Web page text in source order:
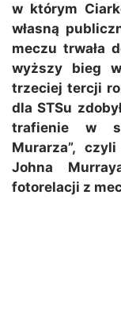
w którym
własną
meczu trwała
wyższy bieg
trzeciej tercji
dla STSu
trafienie w
Murarza”,
Johna
fotorelacji z